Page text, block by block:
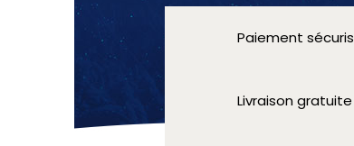
Paiement
Livraison